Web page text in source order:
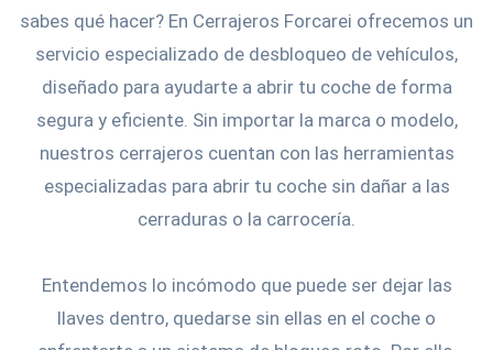
sabes qué hacer? En Cerrajeros Forcarei ofrecemos un
servicio especializado de desbloqueo de vehículos,
diseñado para ayudarte a abrir tu coche de forma
segura y eficiente. Sin importar la marca o modelo,
nuestros cerrajeros cuentan con las herramientas
especializadas para abrir tu coche sin dañar a las
cerraduras o la carrocería.
Entendemos lo incómodo que puede ser dejar las
llaves dentro, quedarse sin ellas en el coche o